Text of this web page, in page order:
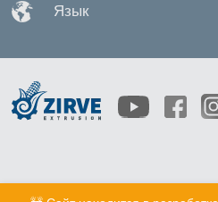
Язык